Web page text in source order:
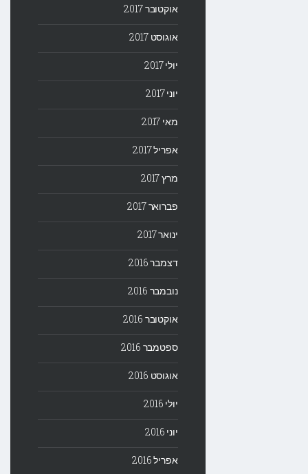
אוקטובר 2017
אוגוסט 2017
יולי 2017
יוני 2017
מאי 2017
אפריל 2017
מרץ 2017
פברואר 2017
ינואר 2017
דצמבר 2016
נובמבר 2016
אוקטובר 2016
ספטמבר 2016
אוגוסט 2016
יולי 2016
יוני 2016
אפריל 2016